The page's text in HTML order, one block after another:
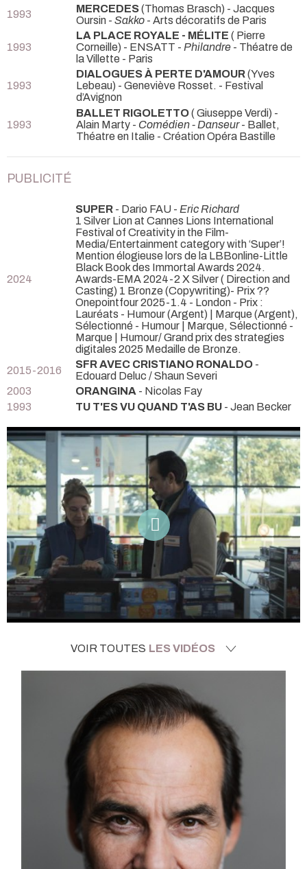
VOIR TOUTES LES VIDÉOS
1993
MERCEDES(Thomas Brasch) - Jacques
Oursin - Sakko - Arts décoratifs de Paris
1993
LA PLACE ROYALE - MÉLITE ( Pierre
Corneille) - ENSATT - Philandre - Théatre de
la Villette - Paris
1993
DIALOGUES À PERTE D'AMOUR(Yves
Lebeau) - Geneviève Rosset. - Festival
d’Avignon
1993
BALLET RIGOLETTO( Giuseppe Verdi) -
Alain Marty - Comédien - Danseur- Ballet,
Théatre en Italie - Création Opéra Bastille
PUBLICITÉ
2024
SUPER - Dario FAU - Eric Richard
1 Silver Lion at Cannes Lions International
Festival of Creativity in the Film-
Media/Entertainment category with ‘Super’!
Mention élogieuse lors de la LBBonline-Little
Black Book des Immortal Awards 2024.
Awards-EMA 2024-2 X Silver ( Direction and
Casting) 1 Bronze (Copywriting)- Prix ??
Onepointfour 2025-1.4 - London - Prix :
Lauréats - Humour (Argent) | Marque (Argent),
Sélectionné - Humour | Marque, Sélectionné -
Marque | Humour/ Grand prix des strategies
digitales 2025 Medaille de Bronze.
2015-2016
SFR AVEC CRISTIANO RONALDO -
Edouard Deluc / Shaun Severi
2003
ORANGINA - Nicolas Fay
1993
TU T'ES VU QUAND T'AS BU - Jean Becker